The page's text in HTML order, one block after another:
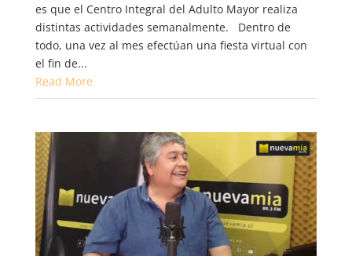
es que el Centro Integral del Adulto Mayor realiza
distintas actividades semanalmente. Dentro de
todo, una vez al mes efectúan una fiesta virtual con
el fin de...
Read More